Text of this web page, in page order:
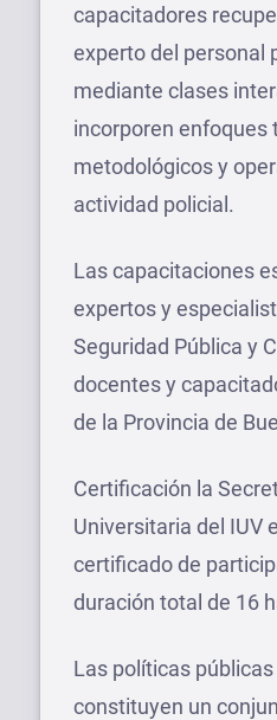
capacitadores
experto del personal
mediante clases
incorporen enfoques
metodológicos y
actividad policial.
Las capacitaciones
expertos y
Seguridad Pública y
docentes y
de la Provincia de
Certificación la
Universitaria del IUV
certificado de
duración total de 16
Las políticas
constituyen un